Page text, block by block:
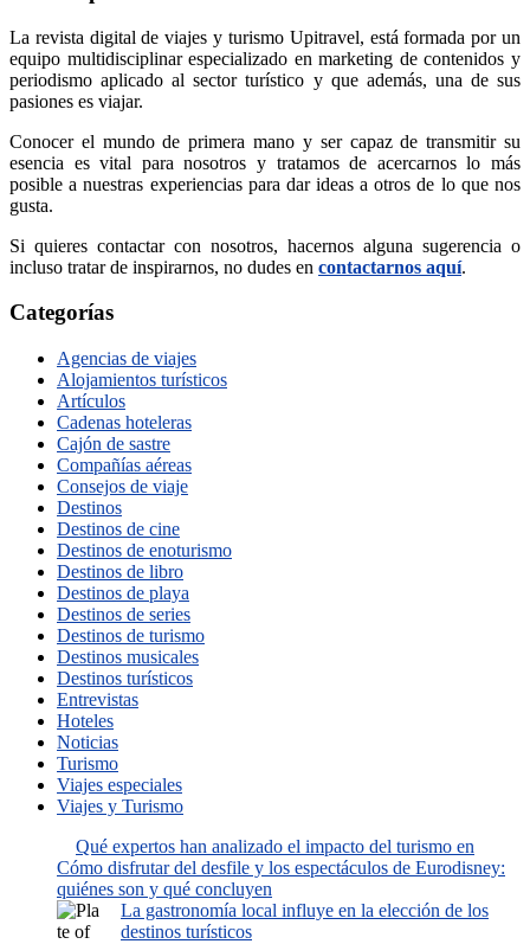
La revista digital de viajes y turismo Upitravel, está formada por un
equipo multidisciplinar especializado en marketing de contenidos y
periodismo aplicado al sector turístico y que además, una de sus
pasiones es viajar.
Conocer el mundo de primera mano y ser capaz de transmitir su
esencia es vital para nosotros y tratamos de acercarnos lo más
posible a nuestras experiencias para dar ideas a otros de lo que nos
gusta.
Si quieres contactar con nosotros, hacernos alguna sugerencia o
incluso tratar de inspirarnos, no dudes en contactarnos aquí.
Categorías
Agencias de viajes
Alojamientos turísticos
Artículos
Cadenas hoteleras
Cajón de sastre
Compañías aéreas
Consejos de viaje
Destinos
Destinos de cine
Destinos de enoturismo
Destinos de libro
Destinos de playa
Destinos de series
Destinos de turismo
Destinos musicales
Destinos turísticos
Entrevistas
Hoteles
Noticias
Turismo
Viajes especiales
Viajes y Turismo
Qué expertos han analizado el impacto del turismo en
Cómo disfrutar del desfile y los espectáculos de Eurodisney:
quiénes son y qué concluyen
La gastronomía local influye en la elección de los
destinos turísticos